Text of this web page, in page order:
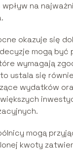
na
okazuje się
mogą być
wymagają
ustala się
wydatków
mogą
kwoty